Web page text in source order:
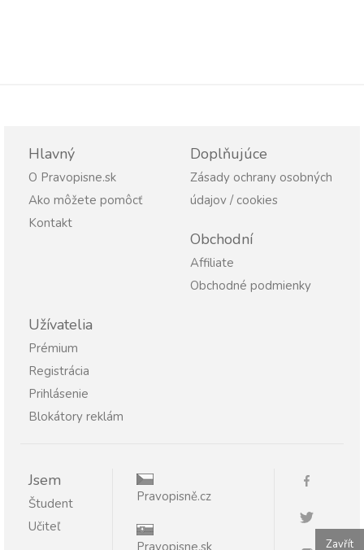
Hlavný
O Pravopisne.sk
Ako môžete pomôcť
Kontakt
Doplňujúce
Zásady ochrany osobných
údajov / cookies
Obchodní
Affiliate
Obchodné podmienky
Užívatelia
Prémium
Registrácia
Prihlásenie
Blokátory reklám
Jsem
Študent
Učiteľ
Pravopisně.cz
Pravopisne.sk Zavřít